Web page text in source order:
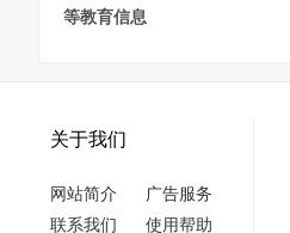
等教育信息
关于我们
网站简介
广告服务
联系我们
使用帮助